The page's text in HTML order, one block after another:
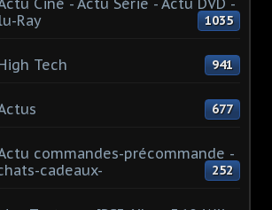
Ciné - Actu Série - Actu DVD -
Ray
1035
Tech 941
677
commandes-précommande -
cadeaux-
252